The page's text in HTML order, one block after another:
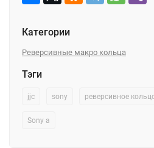
Категории
Реверсивные макро кольца
Тэги
jjc sony реверсивное
Sony a